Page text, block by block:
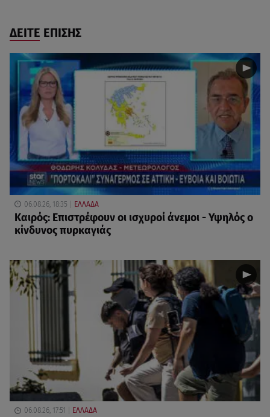
ΔΕΙΤΕ ΕΠΙΣΗΣ
06.08.26, 18:35 ΕΛΛΑΔΑ
Καιρός: Επιστρέφουν οι ισχυροί άνεμοι - Υψηλός ο
κίνδυνος πυρκαγιάς
06.08.26, 17:51 ΕΛΛΑΔΑ